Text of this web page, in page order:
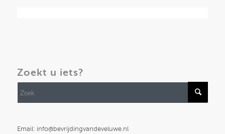
Zoekt u iets?
Email: info@bevrijdingvandeveluwe.nl